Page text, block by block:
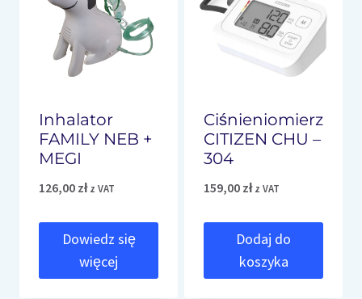
Inhalator
FAMILY NEB +
MEGI
126,00 zł z VAT
Dowiedz się
więcej
Ciśnieniomierz
CITIZEN CHU –
304
159,00 zł z VAT
Dodaj do
koszyka